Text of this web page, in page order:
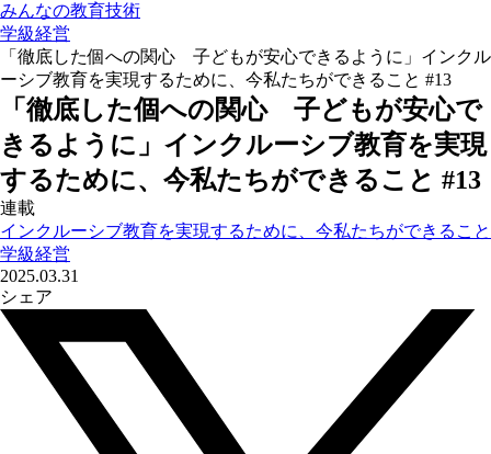
みんなの教育技術
学級経営
「徹底した個への関心 子どもが安心できるように」インクル
ーシブ教育を実現するために、今私たちができること #13
「徹底した個への関心 子どもが安心で
きるように」インクルーシブ教育を実現
するために、今私たちができること #13
連載
インクルーシブ教育を実現するために、今私たちができること
学級経営
2025.03.31
シェア